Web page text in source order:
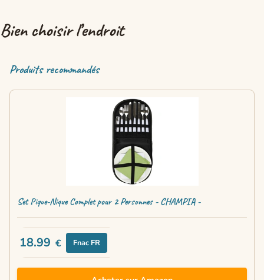
Bien choisir l’endroit
Produits recommandés
Set Pique-Nique Complet pour 2 Personnes - CHAMPIA -
18.99 € Fnac FR